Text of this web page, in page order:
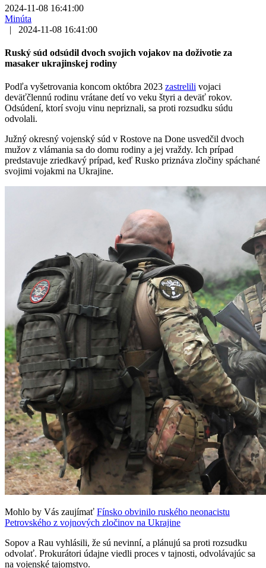
2024-11-08 16:41:00
Minúta
|
2024-11-08 16:41:00
Ruský súd odsúdil dvoch svojich vojakov na doživotie za
masaker ukrajinskej rodiny
Podľa vyšetrovania koncom októbra 2023 zastrelili vojaci
deväťčlennú rodinu vrátane detí vo veku štyri a deväť rokov.
Odsúdení, ktorí svoju vinu nepriznali, sa proti rozsudku súdu
odvolali.
Južný okresný vojenský súd v Rostove na Done usvedčil dvoch
mužov z vlámania sa do domu rodiny a jej vraždy. Ich prípad
predstavuje zriedkavý prípad, keď Rusko priznáva zločiny spáchané
svojimi vojakmi na Ukrajine.
Mohlo by Vás zaujímať Fínsko obvinilo ruského neonacistu
Petrovského z vojnových zločinov na Ukrajine
Sopov a Rau vyhlásili, že sú nevinní, a plánujú sa proti rozsudku
odvolať. Prokurátori údajne viedli proces v tajnosti, odvolávajúc sa
na vojenské tajomstvo.